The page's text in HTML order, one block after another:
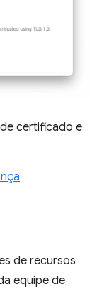
certificado e
de recursos
equipe de